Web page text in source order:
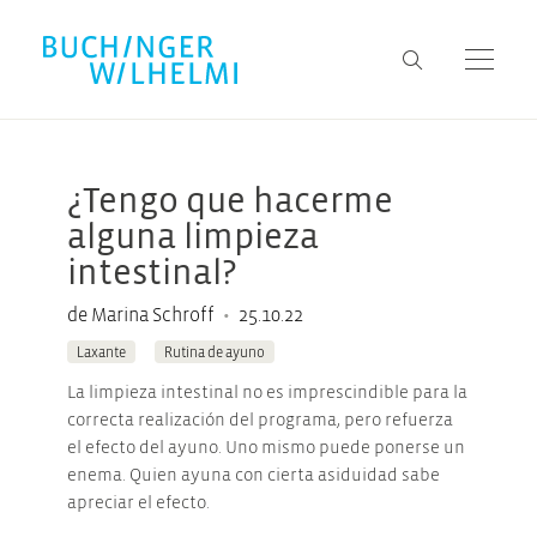
¿Tengo que hacerme
alguna limpieza
intestinal?
de Marina Schroff • 25.10.22
Laxante Rutina de ayuno
La limpieza intestinal no es imprescindible para la
correcta realización del programa, pero refuerza
el efecto del ayuno. Uno mismo puede ponerse un
enema. Quien ayuna con cierta asiduidad sabe
apreciar el efecto.